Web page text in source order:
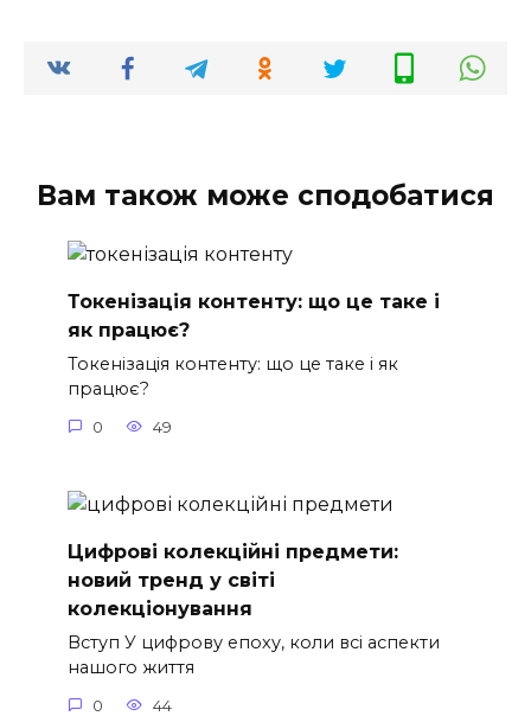
Вам також може сподобатися
Токенізація контенту: що це таке і
як працює?
Токенізація контенту: що це таке і як
працює?
0 49
Цифрові колекційні предмети:
новий тренд у світі
колекціонування
Вступ У цифрову епоху, коли всі аспекти
нашого життя
0 44